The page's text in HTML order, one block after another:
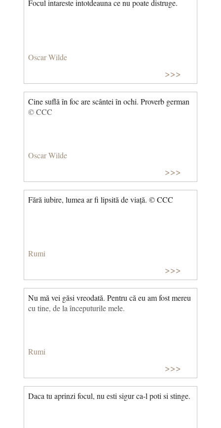
Focul intareste intotdeauna ce nu poate distruge.
Oscar Wilde
>>>
Cine suflă în foc are scântei în ochi. Proverb german
© CCC
Oscar Wilde
>>>
Fără iubire, lumea ar fi lipsită de viață. © CCC
Rumi
>>>
Nu mă vei găsi vreodată. Pentru că eu am fost mereu
cu tine, de la începuturile mele.
Rumi
>>>
Daca tu aprinzi focul, nu esti sigur ca-l poti si stinge.